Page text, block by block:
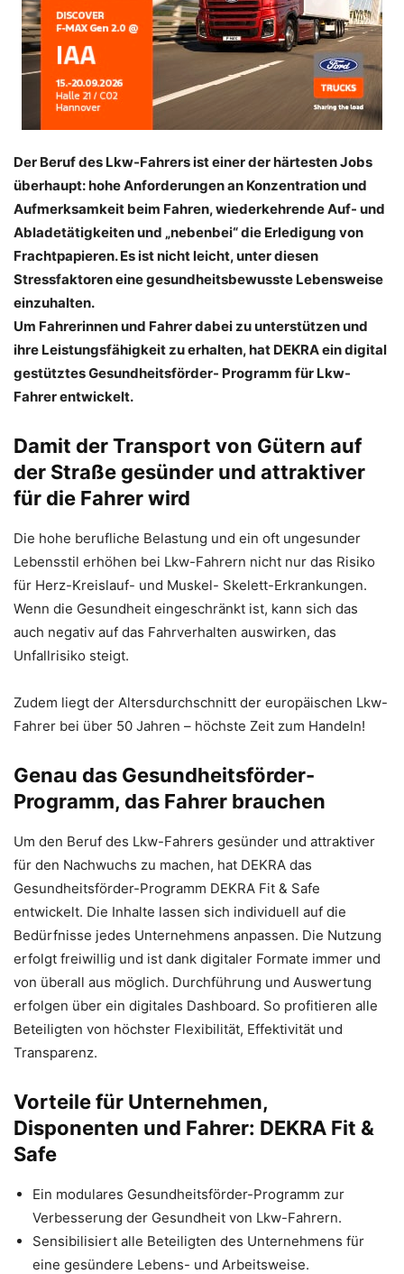
Der Beruf des Lkw-Fahrers ist einer der härtesten Jobs
überhaupt: hohe Anforderungen an Konzentration und
Aufmerksamkeit beim Fahren, wiederkehrende Auf- und
Abladetätigkeiten und „nebenbei“ die Erledigung von
Frachtpapieren. Es ist nicht leicht, unter diesen
Stressfaktoren eine gesundheitsbewusste Lebensweise
einzuhalten.
Um Fahrerinnen und Fahrer dabei zu unterstützen und
ihre Leistungsfähigkeit zu erhalten, hat DEKRA ein digital
gestütztes Gesundheitsförder- Programm für Lkw-
Fahrer entwickelt.
Damit der Transport von Gütern auf
der Straße gesünder und attraktiver
für die Fahrer wird
Die hohe berufliche Belastung und ein oft ungesunder
Lebensstil erhöhen bei Lkw-Fahrern nicht nur das Risiko
für Herz-Kreislauf- und Muskel- Skelett-Erkrankungen.
Wenn die Gesundheit eingeschränkt ist, kann sich das
auch negativ auf das Fahrverhalten auswirken, das
Unfallrisiko steigt.
Zudem liegt der Altersdurchschnitt der europäischen Lkw-
Fahrer bei über 50 Jahren – höchste Zeit zum Handeln!
Genau das Gesundheitsförder-
Programm, das Fahrer brauchen
Um den Beruf des Lkw-Fahrers gesünder und attraktiver
für den Nachwuchs zu machen, hat DEKRA das
Gesundheitsförder-Programm DEKRA Fit & Safe
entwickelt. Die Inhalte lassen sich individuell auf die
Bedürfnisse jedes Unternehmens anpassen. Die Nutzung
erfolgt freiwillig und ist dank digitaler Formate immer und
von überall aus möglich. Durchführung und Auswertung
erfolgen über ein digitales Dashboard. So profitieren alle
Beteiligten von höchster Flexibilität, Effektivität und
Transparenz.
Vorteile für Unternehmen,
Disponenten und Fahrer: DEKRA Fit &
Safe
Ein modulares Gesundheitsförder-Programm zur
Verbesserung der Gesundheit von Lkw-Fahrern.
Sensibilisiert alle Beteiligten des Unternehmens für
eine gesündere Lebens- und Arbeitsweise.